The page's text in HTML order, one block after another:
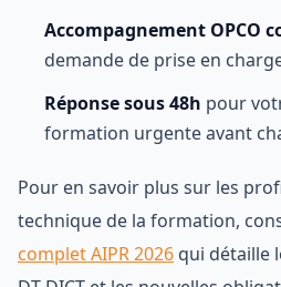
Accompagnement OPCO
demande de prise en
Réponse sous 48h pour
formation urgente avant
Pour en savoir plus sur les
technique de la formation,
complet AIPR 2026 qui détaille